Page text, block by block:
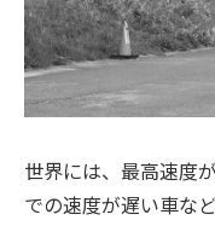
世界には、最高速度
での速度が遅い車な